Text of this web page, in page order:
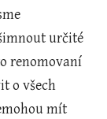
určité
renomovaní
o všech
mít